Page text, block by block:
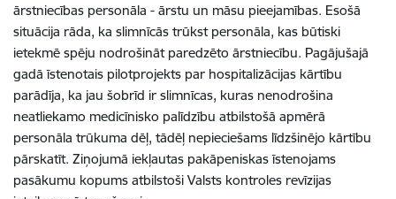
ārstniecības personāla - ārstu un māsu pieejamības. Esošā
situācija rāda, ka slimnīcās trūkst personāla, kas būtiski
ietekmē spēju nodrošināt paredzēto ārstniecību. Pagājušajā
gadā īstenotais pilotprojekts par hospitalizācijas kārtību
parādīja, ka jau šobrīd ir slimnīcas, kuras nenodrošina
neatliekamo medicīnisko palīdzību atbilstošā apmērā
personāla trūkuma dēļ, tādēļ nepieciešams līdzšinējo kārtību
pārskatīt. Ziņojumā iekļautas pakāpeniskas īstenojams
pasākumu kopums atbilstoši Valsts kontroles revīzijas